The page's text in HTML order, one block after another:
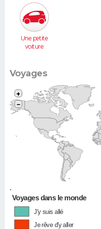
Une petite
voiture
Voyages
•
+
−
Voyages dans le monde
J'y suis allé
Je rêve d'y aller